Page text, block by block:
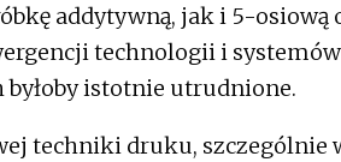
addytywną, jak i 5-osiową
technologii i systemów
istotnie utrudnione.
techniki druku, szczególnie